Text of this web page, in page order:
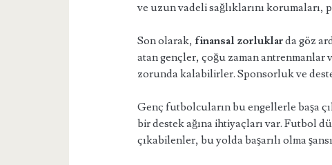
ve uzun vadeli sağlıklarını korumaları,
Son olarak, finansal zorluklarda göz
atan gençler, çoğu zaman antrenmanlar
zorunda kalabilirler. Sponsorluk ve
Genç futbolcuların bu engellerle başa
bir destek ağına ihtiyaçları var. Futbol
çıkabilenler, bu yolda başarılı olma